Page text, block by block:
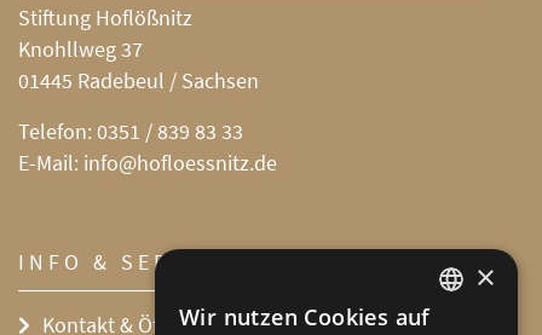
Stiftung Hoflößnitz
Knohllweg 37
01445 Radebeul / Sachsen
Telefon: 0351 / 839 83 33
E-Mail: info@hofloessnitz.de
INFO & SERVICE
Kontakt & Öffnungszeiten DEFAULT LANGUAGE
×
Wir nutzen Cookies auf